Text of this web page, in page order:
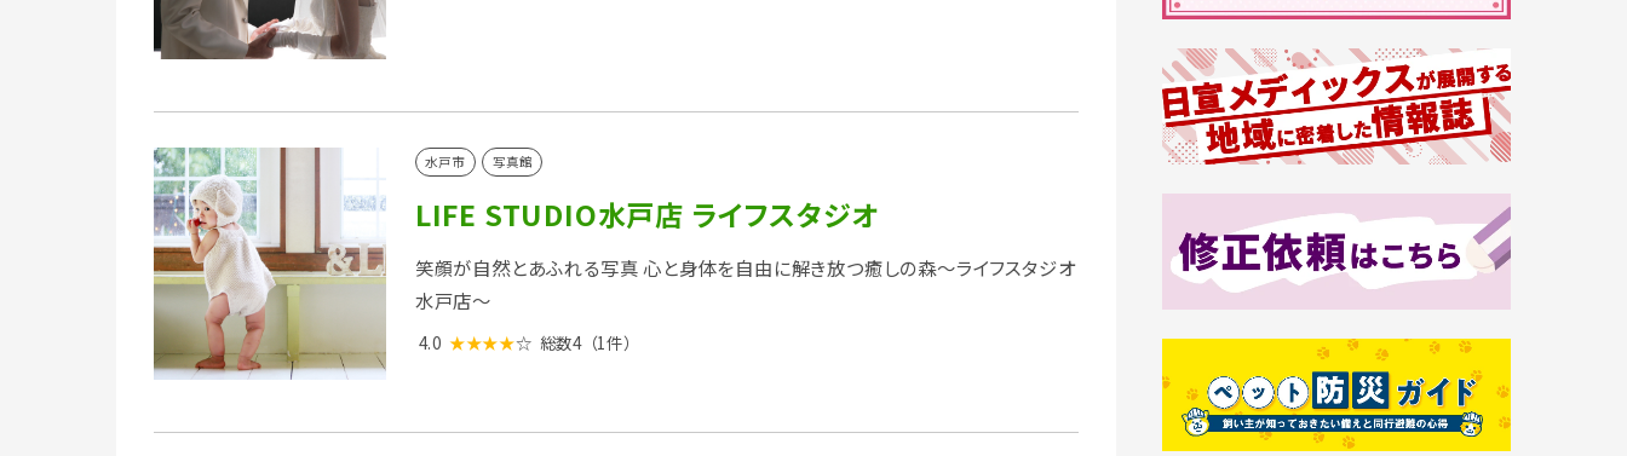
水戸市 写真館
LIFE STUDIO水戸店 ライフスタジオ
笑顔が自然とあふれる写真 心と身体を自由に解き放つ癒しの森～ライフスタジオ
水戸店～
4.0 ★★★★☆ 総数4 （1件）